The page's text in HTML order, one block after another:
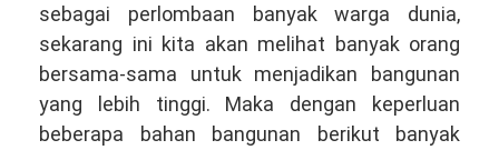
sebagai perlombaan banyak warga dunia,
sekarang ini kita akan melihat banyak orang
bersama-sama untuk menjadikan bangunan
yang lebih tinggi. Maka dengan keperluan
beberapa bahan bangunan berikut banyak